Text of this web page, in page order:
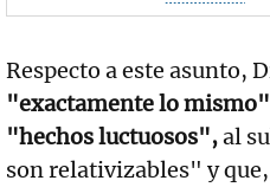
Respecto a este asunto,
"exactamente lo
"hechos luctuosos",al
son relativizables" y